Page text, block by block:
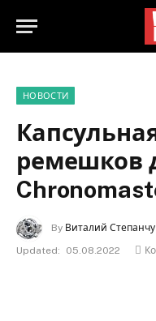
НОВОСТИ
ремешков
By Виталий
Updated:
05.08.2022